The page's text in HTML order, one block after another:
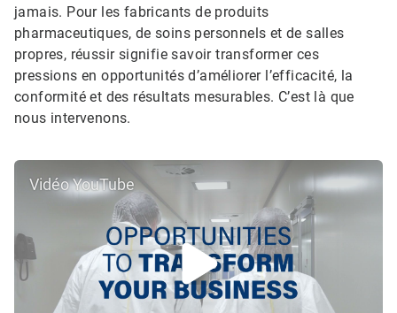
jamais. Pour les fabricants de produits
pharmaceutiques, de soins personnels et de salles
propres, réussir signifie savoir transformer ces
pressions en opportunités d’améliorer l’efficacité, la
conformité et des résultats mesurables. C’est là que
nous intervenons.
Vidéo YouTube